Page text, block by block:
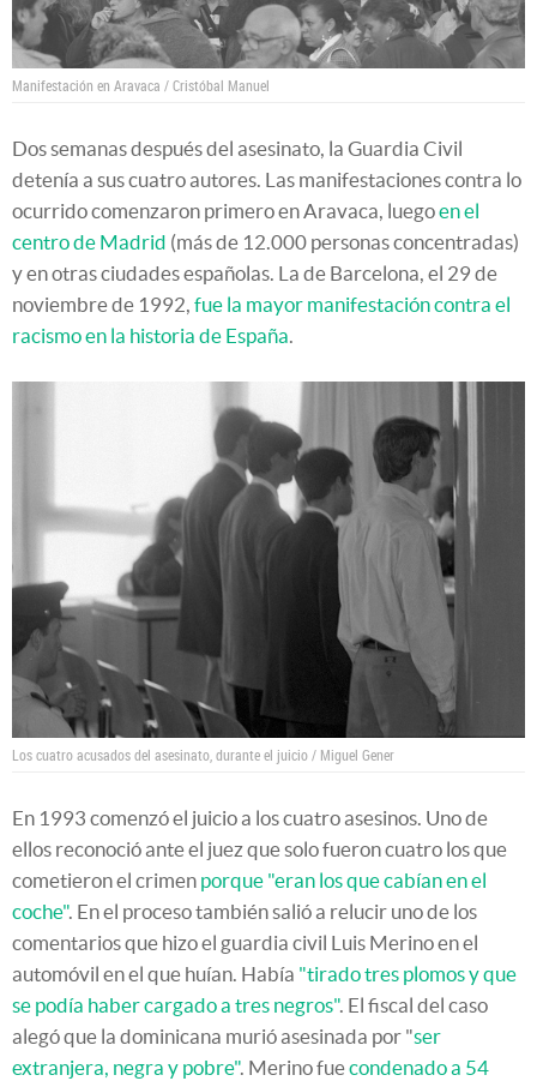
Manifestación en Aravaca / Cristóbal Manuel
Dos semanas después del asesinato, la Guardia Civil
detenía a sus cuatro autores. Las manifestaciones contra lo
ocurrido comenzaron primero en Aravaca, luegoen el
centro de Madrid (más de 12.000 personas concentradas)
y en otras ciudades españolas. La de Barcelona, el 29 de
noviembre de 1992, fue la mayor manifestación contra el
racismo en la historia de España
Los cuatro acusados del asesinato, durante el juicio / Miguel Gener
En 1993 comenzó el juicio a los cuatro asesinos. Uno de
ellos reconoció ante el juez que solo fueron cuatro los que
cometieron el crimen porque "eran los que cabían en el
coche". En el proceso también salió a relucir uno de los
comentarios que hizo el guardia civil Luis Merino en el
automóvil en el que huían. Había "tirado tres plomos y que
se podía haber cargado a tres negros". El fiscal del caso
alegó que la dominicana murió asesinada por "ser
extranjera, negra y pobre". Merino fuecondenado a 54